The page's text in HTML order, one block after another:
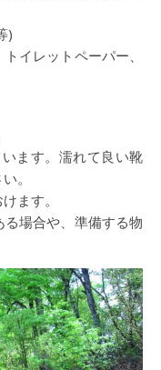
)
イレットペーパー、
ます。濡れて良い靴
。
ます。
場合や、準備する物